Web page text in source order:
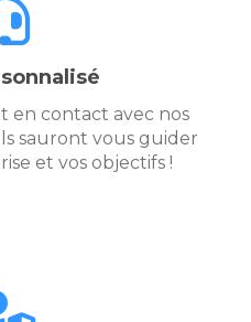
en contact avec nos
sauront vous guider
et vos objectifs !